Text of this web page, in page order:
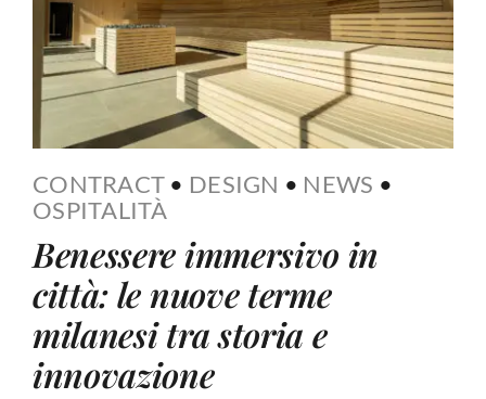
CONTRACT • DESIGN • NEWS •
OSPITALITÀ
Benessere immersivo in
città: le nuove terme
milanesi tra storia e
innovazione